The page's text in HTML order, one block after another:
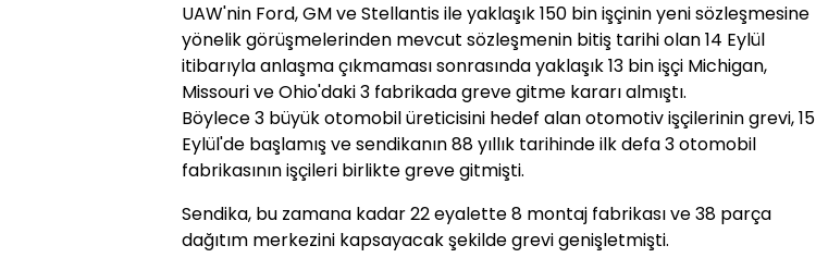
UAW'nin Ford, GM ve Stellantis ile yaklaşık 150 bin işçinin yeni sözleşmesine
yönelik görüşmelerinden mevcut sözleşmenin bitiş tarihi olan 14 Eylül
itibarıyla anlaşma çıkmaması sonrasında yaklaşık 13 bin işçi Michigan,
Missouri ve Ohio'daki 3 fabrikada greve gitme kararı almıştı.
Böylece 3 büyük otomobil üreticisini hedef alan otomotiv işçilerinin grevi, 15
Eylül'de başlamış ve sendikanın 88 yıllık tarihinde ilk defa 3 otomobil
fabrikasının işçileri birlikte greve gitmişti.
Sendika, bu zamana kadar 22 eyalette 8 montaj fabrikası ve 38 parça
dağıtım merkezini kapsayacak şekilde grevi genişletmişti.